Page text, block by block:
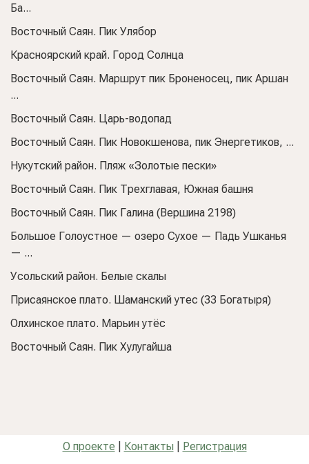
Ба...
Восточный Саян. Пик Улябор
Красноярский край. Город Солнца
Восточный Саян. Маршрут пик Броненосец, пик Аршан
...
Восточный Саян. Царь-водопад
Восточный Саян. Пик Новокшенова, пик Энергетиков, ...
Нукутский район. Пляж «Золотые пески»
Восточный Саян. Пик Трехглавая, Южная башня
Восточный Саян. Пик Галина (Вершина 2198)
Большое Голоустное — озеро Сухое — Падь Ушканья
— ...
Усольский район. Белые скалы
Присаянское плато. Шаманский утес (33 Богатыря)
Олхинское плато. Марьин утёс
Восточный Саян. Пик Хулугайша
О проекте Контакты Регистрация